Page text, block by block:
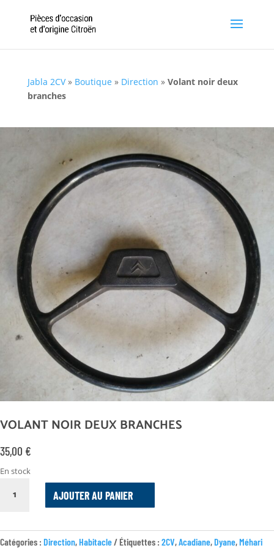
Jabla 2CV» Boutique » Direction » Volant noir deux
branches
VOLANT NOIR DEUX BRANCHES
35,00 €
En stock
DEUX
AJOUTER AU PANIER
Catégories : Direction,Habitacle Étiquettes : 2CV,Acadiane,Dyane,Méhari